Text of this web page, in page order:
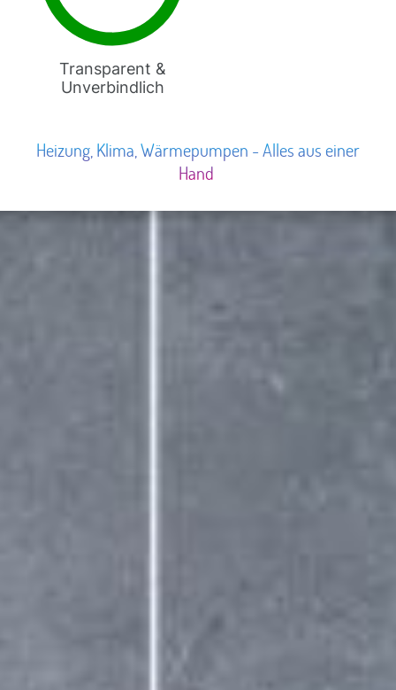
Transparent &
Unverbindlich
Heizung, Klima, Wärmepumpen - Alles aus einer
Hand